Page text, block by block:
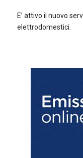
E’ attivo il nuovo
elettrodomestici.